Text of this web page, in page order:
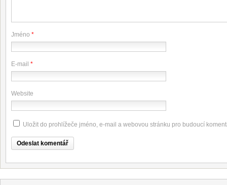
Jméno *
E-mail *
Website
Uložit do prohlížeče jméno, e-mail a webovou stránku pro budoucí